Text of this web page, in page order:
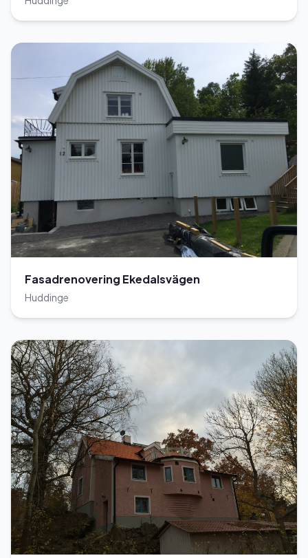
Fasadrenovering Ekedalsvägen
Huddinge